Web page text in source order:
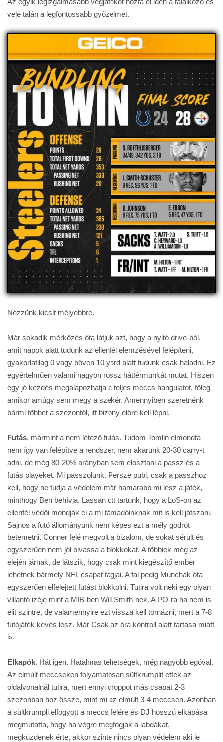
Az egyik legizgalmasabb végjátékot hozta el idén a találkozó és
vele talán a legfontossabb győzelmet.
Nézzünk kicsit mélyebbre.
Már sokadik mérkőzés óta látjuk azt, hogy a nyitó drive-ból,
amit napok alatt tudunk az ellenfél elemzésével felépíteni,
gyakorlatilag 0 vagy bőven 10 yard alatt tudunk csak haladni. Ez
egyértelműen valami nagyon rossz háttérmunkát mutat. Hiszen
egy jó kezdés megalapozhatja a teljes meccs hangulatot, főleg
amikor amúgy sem megy a szekér. Amennyiben szeretnénk
bármi többet a szezontól, itt bizony előre kell lépni.
Futás, mármint a nem létező futás. Tudom Tomlin elmondta
nem így van felépítve a rendszer, nem akarunk 20-30 carry-t
adni, de még 80-20% arányban sem elosztani a passz és a
futás playeket. Mi passzolunk. Persze pubi, csak a passzhoz
kell, hogy ne tudja a védelem már hamarabb mi lesz a játék,
minthogy Ben behívja. Lassan ott tartunk, hogy a LoS-on az
ellenfél védői mondják el a mi támadóinknak mit is kell játszani.
Sajnos a futó állományunk nem képes ezt a mély gödröt
betemetni. Conner felé megvolt a bizalom, de sokat sérült és
egyszerűen nem jól olvassa a blokkokat. A többiek még az
elején járnak, de látszik, hogy csak mint kiegészítő ember
lehetnek bármely NFL csapat tagjai. A fal pedig Munchak óta
egyszerűen elfelejtett futást blokkolni. Tutira volt neki egy olyan
villantó izéje mint a MIB-ben Will Smith-nek. A PO-ra ha nem is
elit szintre, de valamennyire ezt vissza kell tornázni, mert a 7-8
futójáték kevés lesz. Már Csak az óra kontroll alatt tartása miatt
is.
Elkapók. Hát igen. Hatalmas tehetségek, még nagyobb egóval.
Az elmúlt meccseken folyamatosan sültkrumplit ettek az
oldalvonalnál tutira, mert ennyi droppot más csapat 2-3
szezonban hoz össze, mint mi az elmúlt 3-4 meccsen. Azonban
a sültkrumpli elfogyott a meccs felére és DJ hosszú elkapása
megmutatta, hogy ha végre megfogják a labdákat,
megküzdenek érte, akkor szinte nincs olyan védelem aki le